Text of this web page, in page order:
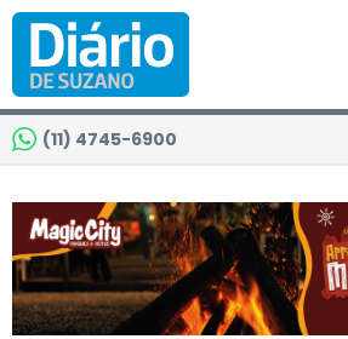
(11) 4745-6900